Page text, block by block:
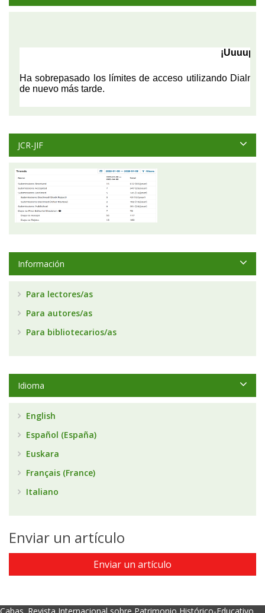
JCR-JIF
Información
Para lectores/as
Para autores/as
Para bibliotecarios/as
Idioma
English
Español (España)
Euskara
Français (France)
Italiano
Enviar un artículo
Enviar un artículo